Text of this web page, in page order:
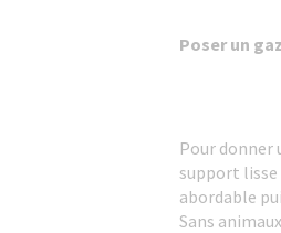
Poser un
Pour donner
support lisse
abordable
Sans